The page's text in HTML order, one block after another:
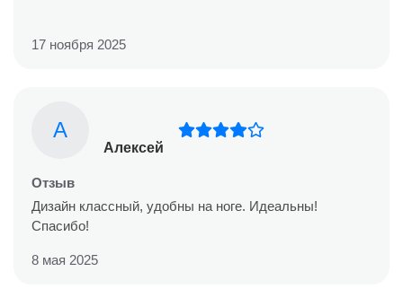
17 ноября 2025
А
Алексей
Отзыв
Дизайн классный, удобны на ноге. Идеальны!
Спасибо!
8 мая 2025